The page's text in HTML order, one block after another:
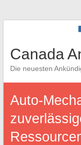
Canada
Die neuesten
Auto-